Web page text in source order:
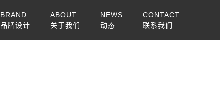
BRAND
品牌设计
ABOUT
关于我们
NEWS
动态
CONTACT
联系我们